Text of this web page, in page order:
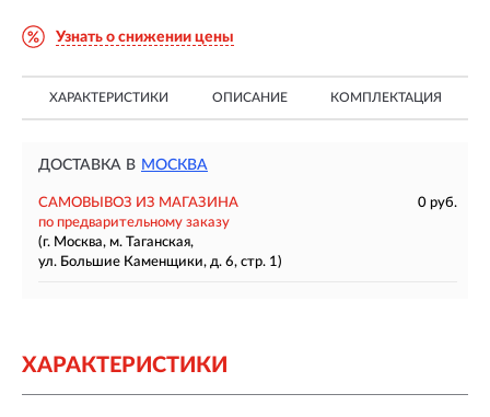
Узнать о снижении цены
ХАРАКТЕРИСТИКИ ОПИСАНИЕ КОМПЛЕКТАЦИЯ
ДОСТАВКА В МОСКВА
САМОВЫВОЗ ИЗ МАГАЗИНА
0 руб.
по предварительному заказу
(г. Москва, м. Таганская,
ул. Большие Каменщики, д. 6, стр. 1)
ХАРАКТЕРИСТИКИ